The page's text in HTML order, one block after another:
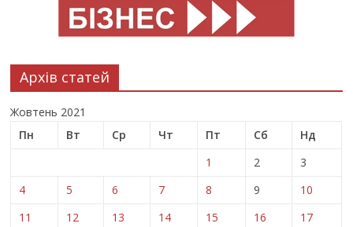
Архів статей
Жовтень 2021
Пн
Вт Ср Чт Пт Сб
Нд
1
2
3
4
5 6 7 8 9
10
11
12 13 14 15 16
17